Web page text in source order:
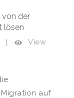
von der
lösen
|
View
auf